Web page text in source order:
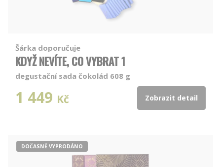
Šárka doporučuje
KDYŽ NEVÍTE, CO VYBRAT 1
degustační sada čokolád 608 g
1 449 Kč Zobrazit detail
DOČASNĚ VYPRODÁNO